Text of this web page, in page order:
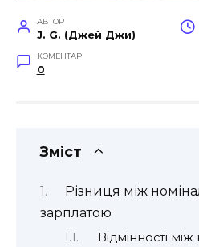
АВТОР
J. G. (Джей Джи)
КОМЕНТАРІ
0
Зміст
Різниця між
зарплатою
Відмінності